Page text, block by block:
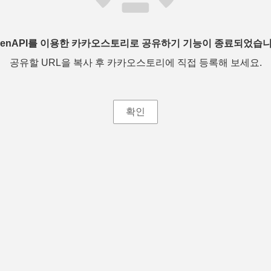
를 이용한 카카오스토리로 공유하기 기능이 종료되었습
공유할 URL을 복사 후 카카오스토리에 직접 등록해 보세요.
확인